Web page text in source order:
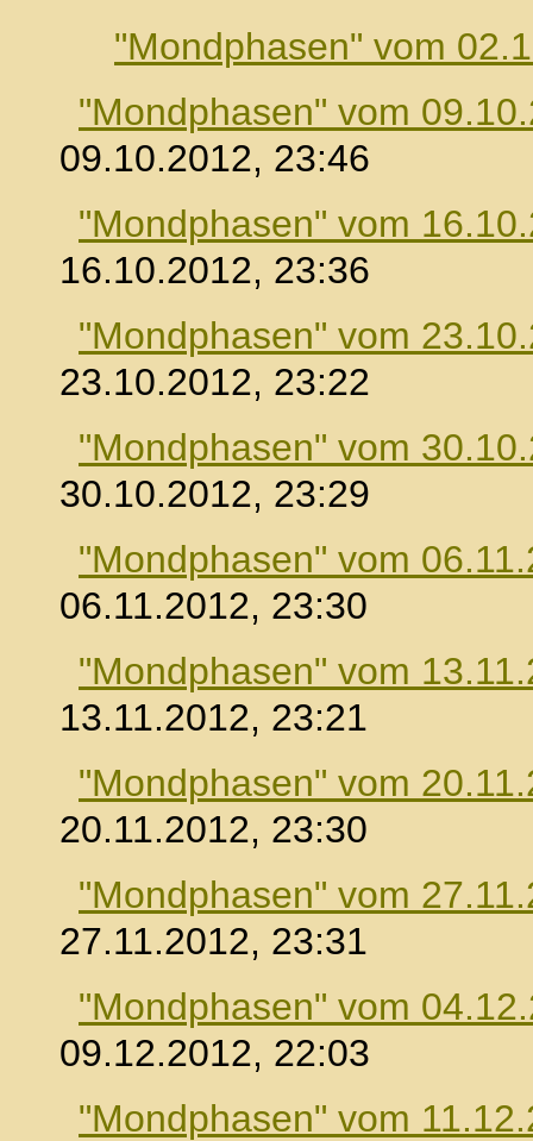
"Mondphasen" vom
"Mondphasen" vom
09.10.2012, 23:46
"Mondphasen" vom
16.10.2012, 23:36
"Mondphasen" vom
23.10.2012, 23:22
"Mondphasen" vom
30.10.2012, 23:29
"Mondphasen" vom
06.11.2012, 23:30
"Mondphasen" vom
13.11.2012, 23:21
"Mondphasen" vom
20.11.2012, 23:30
"Mondphasen" vom
27.11.2012, 23:31
"Mondphasen" vom
09.12.2012, 22:03
"Mondphasen" vom